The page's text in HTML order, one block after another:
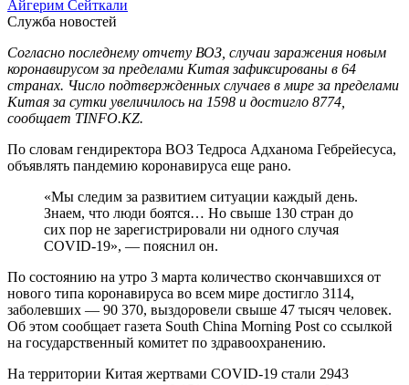
Айгерим Сейткали
Служба новостей
Согласно последнему отчету ВОЗ, случаи заражения новым
коронавирусом за пределами Китая зафиксированы в 64
странах. Число подтвержденных случаев в мире за пределами
Китая за сутки увеличилось на 1598 и достигло 8774,
сообщает TINFO.KZ.
По словам гендиректора ВОЗ Тедроса Адханома Гебрейесуса,
объявлять пандемию коронавируса еще рано.
«Мы следим за развитием ситуации каждый день.
Знаем, что люди боятся… Но свыше 130 стран до
сих пор не зарегистрировали ни одного случая
COVID-19», — пояснил он.
По состоянию на утро 3 марта количество скончавшихся от
нового типа коронавируса во всем мире достигло 3114,
заболевших — 90 370, выздоровели свыше 47 тысяч человек.
Об этом сообщает газета South China Morning Post со ссылкой
на государственный комитет по здравоохранению.
На территории Китая жертвами COVID-19 стали 2943